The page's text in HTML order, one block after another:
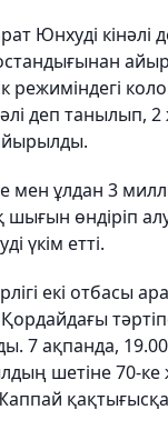
Юнхуді
режиміндегі
деп танылып,
мен ұлдан 3
өндіріп
үкім етті.
екі отбасы
7 ақпанда,
шетіне 70-